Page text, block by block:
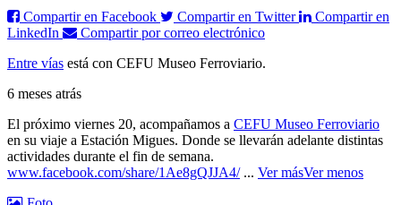
Compartir en Facebook
Compartir en Twitter
Compartir en
LinkedIn
Compartir por correo electrónico
Entre vías está con CEFU Museo Ferroviario.
6 meses atrás
El próximo viernes 20, acompañamos a CEFU Museo Ferroviario
en su viaje a Estación Migues. Donde se llevarán adelante distintas
actividades durante el fin de semana.
www.facebook.com/share/1Ae8gQJJA4/ ... Ver másVer menos